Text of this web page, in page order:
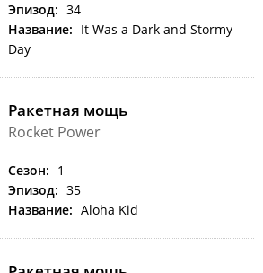
Эпизод: 34
Название: It Was a Dark and Stormy
Day
Ракетная мощь
Rocket Power
Сезон: 1
Эпизод: 35
Название: Aloha Kid